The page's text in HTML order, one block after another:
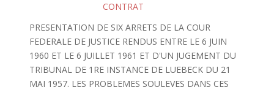
CONTRAT
PRESENTATION DE SIX ARRETS DE LA COUR
FEDERALE DE JUSTICE RENDUS ENTRE LE 6 JUIN
1960 ET LE 6 JUILLET 1961 ET D'UN JUGEMENT DU
TRIBUNAL DE 1RE INSTANCE DE LUEBECK DU 21
MAI 1957. LES PROBLEMES SOULEVES DANS CES